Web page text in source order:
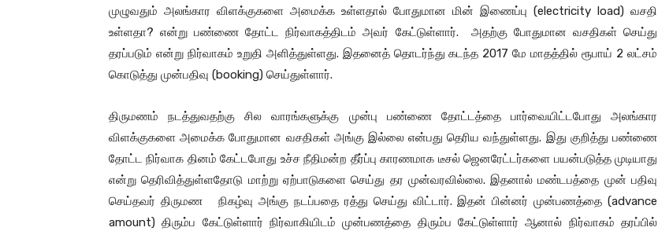
முழுவதும் அலங்கார விளக்குகளை அமைக்க உள்ளதால் போதுமான மின் இணைப்பு (electricity load) வசதி
உள்ளதா? என்று பண்ணை தோட்ட நிர்வாகத்திடம் அவர் கேட்டுள்ளார். அதற்கு போதுமான வசதிகள் செய்து
தரப்படும் என்று நிர்வாகம் உறுதி அளித்துள்ளது. இதனைத் தொடர்ந்து கடந்த 2017 மே மாதத்தில் ரூபாய் 2 லட்சம்
கொடுத்து முன்பதிவு (booking) செய்துள்ளார்.
திருமணம் நடத்துவதற்கு சில வாரங்களுக்கு முன்பு பண்ணை தோட்டத்தை பார்வையிட்டபோது அலங்கார
விளக்குகளை அமைக்க போதுமான வசதிகள் அங்கு இல்லை என்பது தெரிய வந்துள்ளது. இது குறித்து பண்ணை
தோட்ட நிர்வாக தினம் கேட்டபோது உச்ச நீதிமன்ற தீர்ப்பு காரணமாக டீசல் ஜெனரேட்டர்களை பயன்படுத்த முடியாது
என்று தெரிவித்துள்ளதோடு மாற்று ஏற்பாடுகளை செய்து தர முன்வரவில்லை. இதனால் மண்டபத்தை முன் பதிவு
செய்தவர் திருமண நிகழ்வு அங்கு நடப்பதை ரத்து செய்து விட்டார். இதன் பின்னர் முன்பணத்தை (advance
amount) திரும்ப கேட்டுள்ளார் நிர்வாகியிடம் முன்பணத்தை திரும்ப கேட்டுள்ளார் ஆனால் நிர்வாகம் தரப்பில்